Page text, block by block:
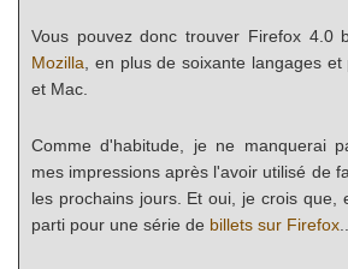
Vous pouvez donc trouver Firefox 4.0
Mozilla, en plus de soixante langages et
et Mac.
Comme d'habitude, je ne manquerai
mes impressions après l'avoir utilisé de
les prochains jours. Et oui, je crois que,
parti pour une série de billets sur Firefox